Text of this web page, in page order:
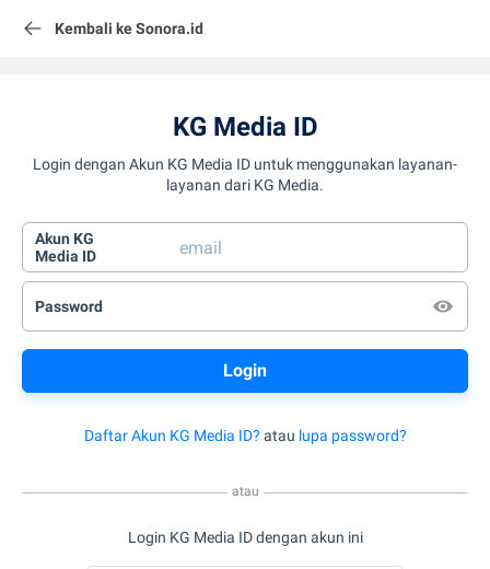
Kembali ke Sonora.id
KG Media ID
Login dengan Akun KG Media ID untuk menggunakan layanan-
layanan dari KG Media.
Akun KG
Media ID
Password
Daftar Akun KG Media ID? atau lupa password?
atau
Login KG Media ID dengan akun ini